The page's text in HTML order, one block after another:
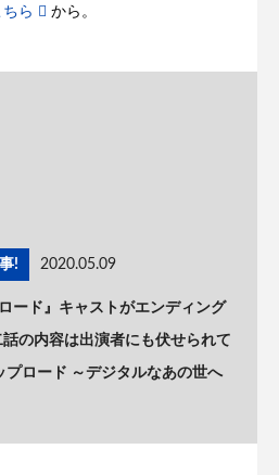
ちら から。
! 2020.05.09
ード』キャストがエンディング
の内容は出演者にも伏せられて
プロード ～デジタルなあの世へ